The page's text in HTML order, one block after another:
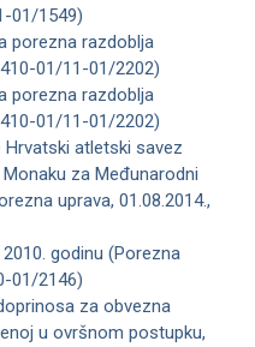
01/1549)
porezna razdoblja
01/11-01/2202)
porezna razdoblja
01/11-01/2202)
atletski savez
za Međunarodni
uprava, 01.08.2014.,
godinu (Porezna
01/2146)
za obvezna
u ovršnom postupku,